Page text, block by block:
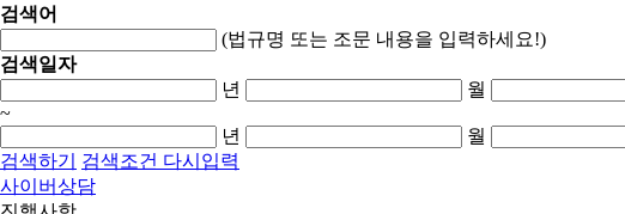
검색어
(법규명 또는 조문 내용을 입력하세요!)
검색일자
년
월
~
년
월
검색하기
검색조건 다시입력
사이버상담